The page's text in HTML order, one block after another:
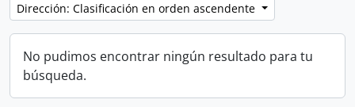
Dirección: Clasificación en orden ascendente
No pudimos encontrar ningún resultado para tu
búsqueda.